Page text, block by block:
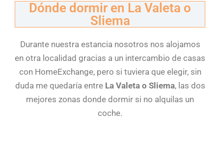
Dónde dormir en La Valeta o
Sliema
Durante nuestra estancia nosotros nos alojamos
en otra localidad gracias a un intercambio de casas
con HomeExchange, pero si tuviera que elegir, sin
duda me quedaría entre La Valeta o Sliema, las dos
mejores zonas donde dormir si no alquilas un
coche.